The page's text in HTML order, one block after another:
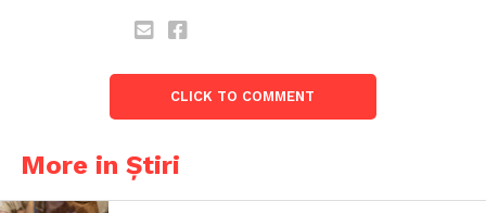
CLICK TO COMMENT
More in Știri